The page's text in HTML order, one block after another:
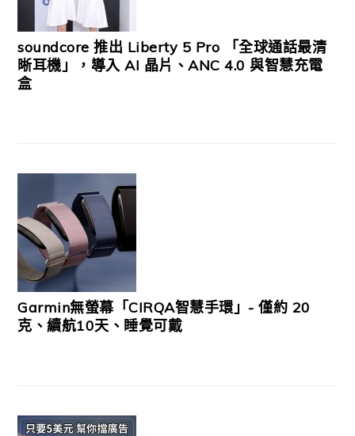
soundcore 推出 Liberty 5 Pro 「全球通話最清
晰耳機」，導入 AI 晶片、ANC 4.0 與智慧充電
盒
Garmin無螢幕「CIRQA智慧手環」- 僅約 20
克、續航10天、睡覺可戴